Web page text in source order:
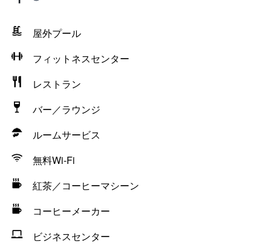
屋外プール
フィットネスセンター
レストラン
バー／ラウンジ
ルームサービス
無料Wi-Fi
紅茶／コーヒーマシーン
コーヒーメーカー
ビジネスセンター